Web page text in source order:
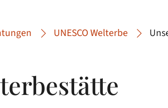
UNESCO Welterbe